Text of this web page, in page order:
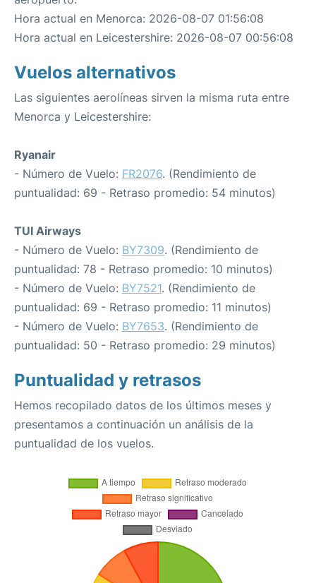
Hora actual en Menorca: 2026-08-07 01:56:08
Hora actual en Leicestershire: 2026-08-07 00:56:08
Vuelos alternativos
Las siguientes aerolíneas sirven la misma ruta entre
Menorca y Leicestershire:
Ryanair
- Número de Vuelo: FR2076. (Rendimiento de
puntualidad: 69 - Retraso promedio: 54 minutos)
TUI Airways
- Número de Vuelo: BY7309. (Rendimiento de
puntualidad: 78 - Retraso promedio: 10 minutos)
- Número de Vuelo: BY7521. (Rendimiento de
puntualidad: 69 - Retraso promedio: 11 minutos)
- Número de Vuelo: BY7653. (Rendimiento de
puntualidad: 50 - Retraso promedio: 29 minutos)
Puntualidad y retrasos
Hemos recopilado datos de los últimos meses y
presentamos a continuación un análisis de la
puntualidad de los vuelos.